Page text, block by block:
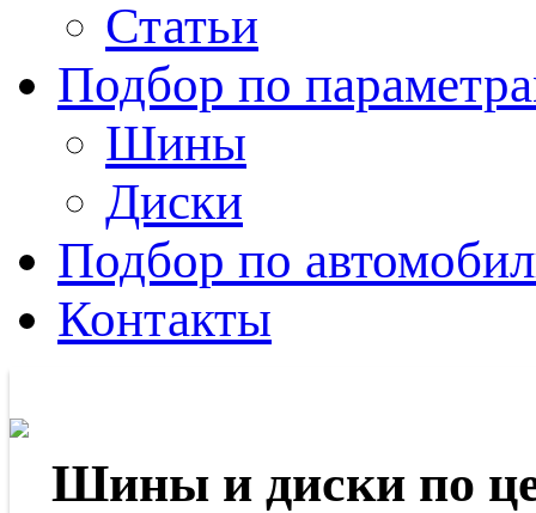
Статьи
Подбор по
Шины
Диски
Подбор по
Контакты
Шины и диски по